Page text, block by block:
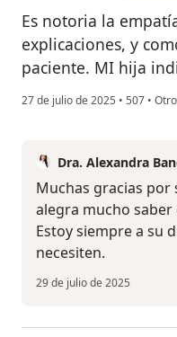
Es notoria la
explicaciones, y
paciente. MI hija
27 de julio de 2025 • 507 • Otro
Dra. Alexandra
Muchas gracias por
alegra mucho saber
Estoy siempre a su
necesiten.
29 de julio de 2025